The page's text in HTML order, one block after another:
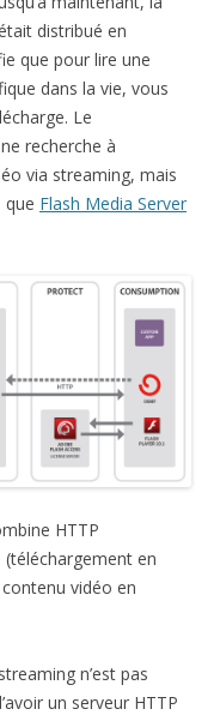
distribué en
que pour lire une
dans la vie, vous
Le
recherche à
via streaming, mais
que Flash Media Server
HTTP
en
vidéo en
n’est pas
un serveur HTTP